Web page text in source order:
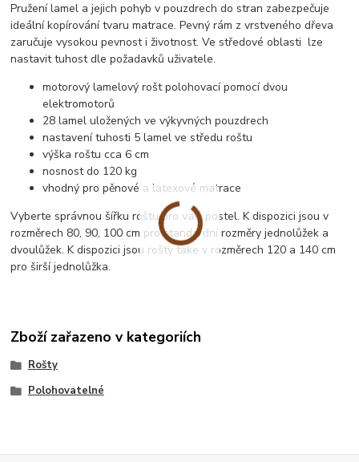
Pružení lamel a jejich pohyb v pouzdrech do stran zabezpečuje
ideální kopírování tvaru matrace. Pevný rám z vrstveného dřeva
zaručuje vysokou pevnost i životnost. Ve středové oblasti lze
nastavit tuhost dle požadavků uživatele.
motorový lamelový rošt polohovací pomocí dvou
elektromotorů
28 lamel uložených ve výkyvných pouzdrech
nastavení tuhosti 5 lamel ve středu roštu
výška roštu cca 6 cm
nosnost do 120 kg
vhodný pro pěnové a latexové matrace
Vyberte správnou šířku roštu pro vaši postel. K dispozici jsou v
rozměrech 80, 90, 100 cm pro standardní rozměry jednolůžek a
dvoulůžek. K dispozici jsou rošty take v rozměrech 120 a 140 cm
pro širší jednolůžka.
Zboží zařazeno v kategoriích
Rošty
Polohovatelné